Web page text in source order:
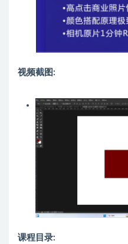
视频截图:
课程目录: